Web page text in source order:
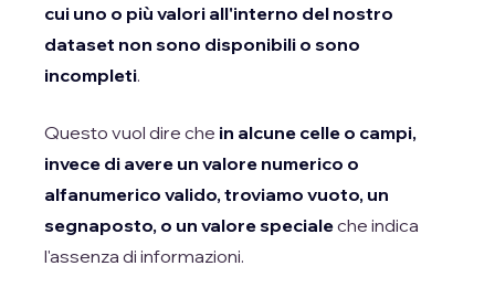
cui uno o più valori all'interno del nostro
dataset non sono disponibili o sono
incompleti.
Questo vuol dire che in alcune celle o campi,
invece di avere un valore numerico o
alfanumerico valido, troviamo vuoto, un
segnaposto, o un valore specialeche indica
l'assenza di informazioni.